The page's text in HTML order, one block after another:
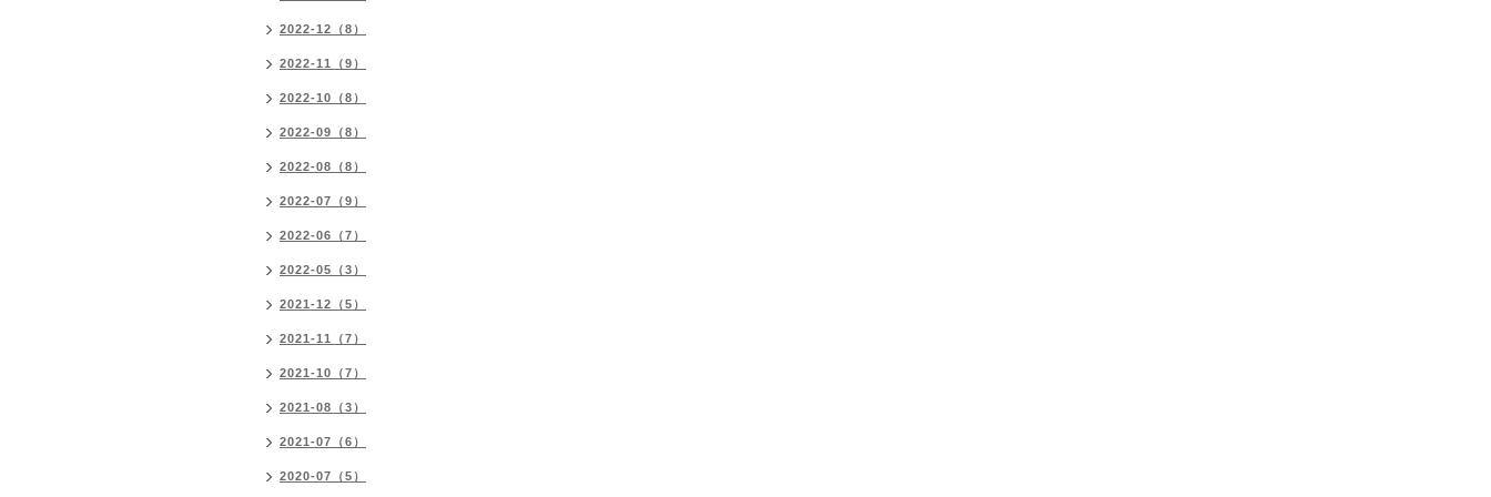
2022-12（8）
2022-11（9）
2022-10（8）
2022-09（8）
2022-08（8）
2022-07（9）
2022-06（7）
2022-05（3）
2021-12（5）
2021-11（7）
2021-10（7）
2021-08（3）
2021-07（6）
2020-07（5）